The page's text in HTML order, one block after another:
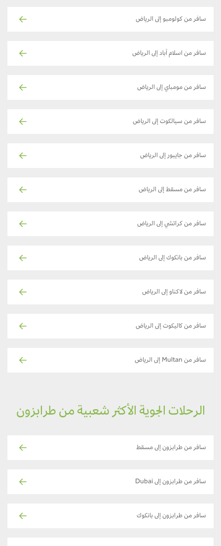
سافر من كولومبو إلى الرياض
سافر من اسلام آباد إلى الرياض
سافر من مومباي إلى الرياض
سافر من سيالكوت إلى الرياض
سافر من جايبور إلى الرياض
سافر من مسقط إلى الرياض
سافر من كراتشي إلى الرياض
سافر من بانكوك إلى الرياض
سافر من لاكناو إلى الرياض
سافر من كاليكوت إلى الرياض
سافر من Multan إلى الرياض
الرحلات الجوية الأكثر شعبية من طرابزون
سافر من طرابزون إلى مسقط
سافر من طرابزون إلى Dubai
سافر من طرابزون إلى بانكوك